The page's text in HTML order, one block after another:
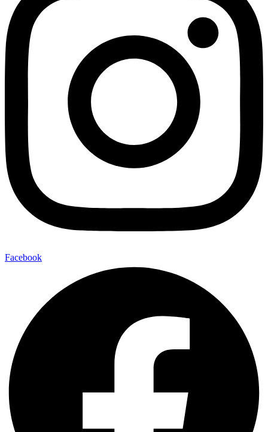
Facebook